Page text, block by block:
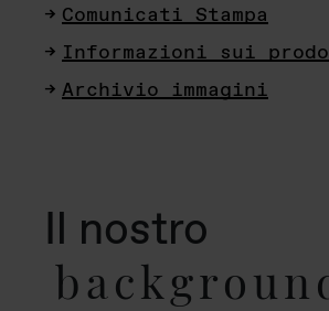
Comunicati Stampa
Informazioni sui
Archivio immagini
Il nostro